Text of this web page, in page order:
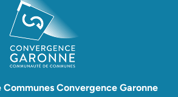
Convergence Garonne